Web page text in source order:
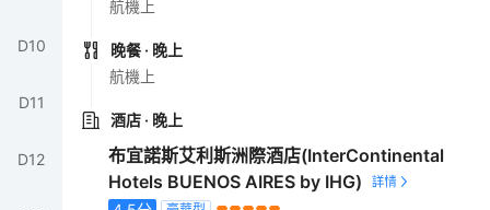
D10
D11
D12
航機上
晚餐 · 晚上
航機上
酒店 · 晚上
布宜諾斯艾利斯洲際酒店(InterContinental
Hotels BUENOS AIRES by IHG)